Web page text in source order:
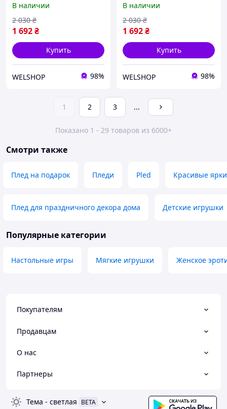
теплыми пожеланиями
для сына" 12214 135х160
см
В наличии
1 692₴
2 030 ₴
Купить
WELSHOP 98%
135х160 см pelican
В наличии
1 692₴
2 030 ₴
Купить
WELSHOP 98%
1 2 3 ...
Показано 1 - 29 товаров из 6000+
Смотри также
Плед на подарок Пледи Pled Красивые
Плед для праздничного декора дома Детские игрушки
Популярные категории
Настольные игры Мягкие игрушки Женское
Покупателям
Продавцам
О нас
Партнеры
Тема - светлая BETA